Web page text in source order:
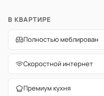
В КВАРТИРЕ
Полностью меблирован
Скоростной интернет
Премиум кухня